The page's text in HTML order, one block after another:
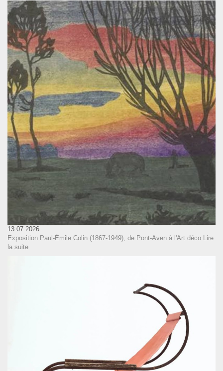
13.07.2026
Exposition Paul-Émile Colin (1867-1949), de Pont-Aven à l'Art déco Lire
la suite